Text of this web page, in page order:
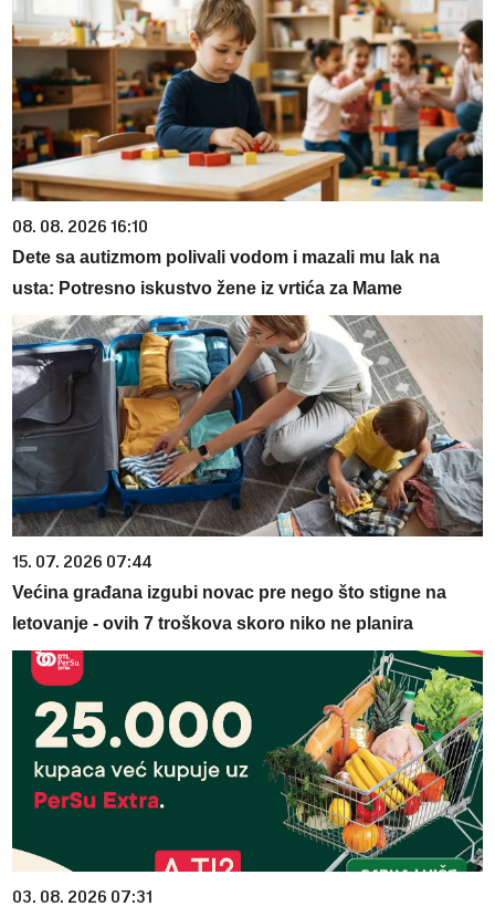
08. 08. 2026 16:10
Dete sa autizmom polivali vodom i mazali mu lak na
usta: Potresno iskustvo žene iz vrtića za Mame
15. 07. 2026 07:44
Većina građana izgubi novac pre nego što stigne na
letovanje - ovih 7 troškova skoro niko ne planira
03. 08. 2026 07:31